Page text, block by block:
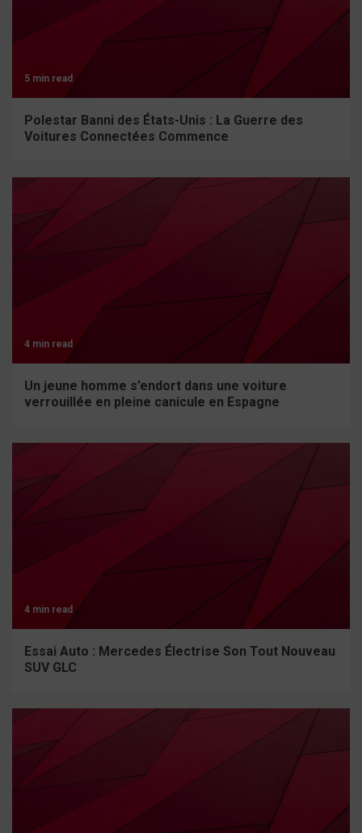
5 min read
Polestar Banni des États-Unis : La Guerre des
Voitures Connectées Commence
4 min read
Un jeune homme s’endort dans une voiture
verrouillée en pleine canicule en Espagne
4 min read
Essai Auto : Mercedes Électrise Son Tout Nouveau
SUV GLC